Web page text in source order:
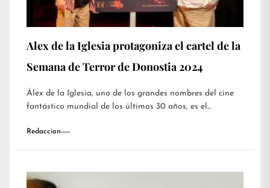
Alex de la Iglesia protagoniza el cartel de la
Semana de Terror de Donostia 2024
Álex de la Iglesia, uno de los grandes nombres del cine
fantástico mundial de los últimos 30 años, es el...
Redaccion